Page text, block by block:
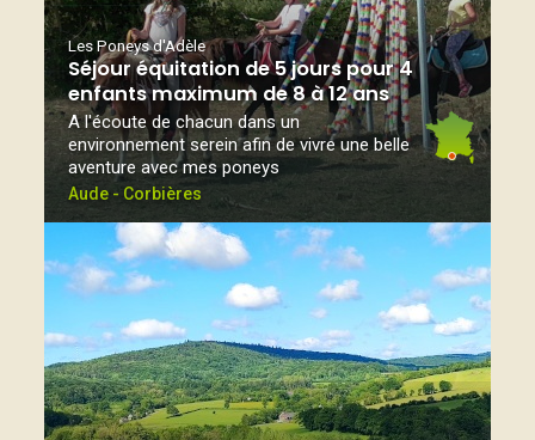
Les Poneys d'Adèle
Séjour équitation de 5 jours pour 4
enfants maximum de 8 à 12 ans
A l'écoute de chacun dans un
environnement serein afin de vivre une belle
aventure avec mes poneys
Aude - Corbières